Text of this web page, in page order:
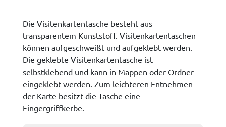
Die Visitenkartentasche besteht aus
transparentem Kunststoff. Visitenkartentaschen
können aufgeschweißt und aufgeklebt werden.
Die geklebte Visitenkartentasche ist
selbstklebend und kann in Mappen oder Ordner
eingeklebt werden. Zum leichteren Entnehmen
der Karte besitzt die Tasche eine
Fingergriffkerbe.